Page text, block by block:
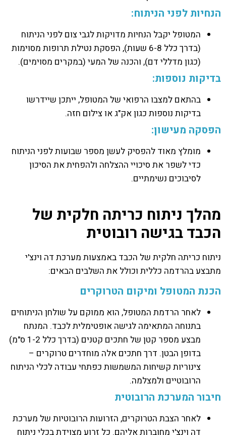
הנחיות לפני הניתוח:
המטופל יקבל הנחיות מדויקות לגבי צום לפני הניתוח
(בדרך כלל 6-8 שעות), הפסקת נטילת תרופות מסוימות
(כגון מדללי דם), והכנה של המעי (במקרים מסוימים).
בדיקות נוספות:
בהתאם למצבו הרפואי של המטופל, ייתכן שיידרשו
בדיקות נוספות כגון אק"ג או צילום חזה.
הפסקה מעישון:
מומלץ מאוד להפסיק לעשן מספר שבועות לפני הניתוח
כדי לשפר את סיכויי ההצלחה ולהפחית את הסיכון
לסיבוכים נשימתיים.
מהלך ניתוח כריתה חלקית של
הכבד בגישה רובוטית
ניתוח כריתה חלקית של הכבד באמצעות מערכת דה וינצ'י
מתבצע בהרדמה כללית וכולל את השלבים הבאים:
הכנת המטופל ומיקום הטרוקרים
לאחר הרדמת המטופל, הוא ממוקם על שולחן הניתוחים
בתנוחה המתאימה לגישה אופטימלית לכבד. המנתח
מבצע מספר קטן של חתכים קטנים (בדרך כלל 1-2 ס"מ)
בדופן הבטן. דרך חתכים אלה מוחדרים טרוקרים –
צינוריות קשיחות המשמשות כפתחי עבודה לכלי הניתוח
הרובוטיים ולמצלמה.
חיבור המערכת הרובוטית
לאחר הצבת הטרוקרים, הזרועות הרובוטיות של מערכת
דה וינצ'י מחוברות אליהם. כל זרוע מצוידת בכלי ניתוח